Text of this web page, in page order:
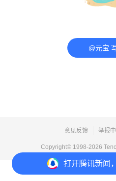
打开腾讯新闻
@元宝
意见反馈 举报
Copyright© 1998-2026